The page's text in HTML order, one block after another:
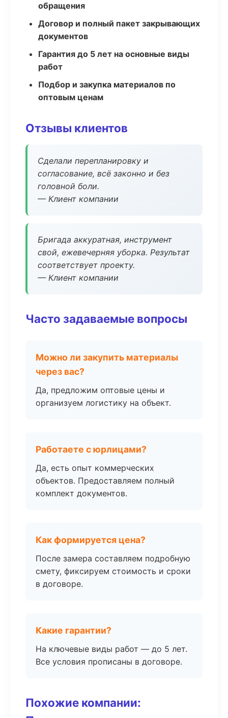
обращения
Договор и полный пакет закрывающих
документов
Гарантия до 5 лет на основные виды
работ
Подбор и закупка материалов по
оптовым ценам
Отзывы клиентов
Сделали перепланировку и
согласование, всё законно и без
головной боли.
— Клиент компании
Бригада аккуратная, инструмент
свой, ежевечерняя уборка. Результат
соответствует проекту.
— Клиент компании
Часто задаваемые вопросы
Можно ли закупить материалы
через вас?
Да, предложим оптовые цены и
организуем логистику на объект.
Работаете с юрлицами?
Да, есть опыт коммерческих
объектов. Предоставляем полный
комплект документов.
Как формируется цена?
После замера составляем подробную
смету, фиксируем стоимость и сроки
в договоре.
Какие гарантии?
На ключевые виды работ — до 5 лет.
Все условия прописаны в договоре.
Похожие компании: